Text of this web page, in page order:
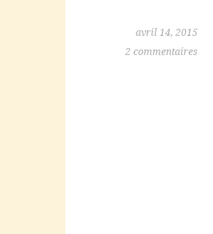
avril 14, 2015
2 commentaires